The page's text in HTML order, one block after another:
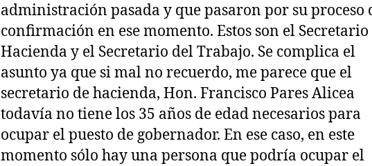
administración pasada y que pasaron por su proceso
confirmación en ese momento. Estos son el Secretario
Hacienda y el Secretario del Trabajo. Se complica el
asunto ya que si mal no recuerdo, me parece que el
secretario de hacienda, Hon. Francisco Pares Alicea
todavía no tiene los 35 años de edad necesarios para
ocupar el puesto de gobernador. En ese caso, en este
momento sólo hay una persona que podría ocupar el